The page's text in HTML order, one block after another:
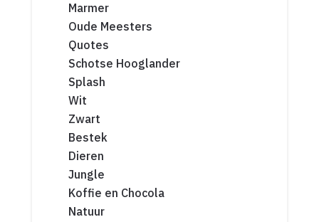
Marmer
Oude Meesters
Quotes
Schotse Hooglander
Splash
Wit
Zwart
Bestek
Dieren
Jungle
Koffie en Chocola
Natuur